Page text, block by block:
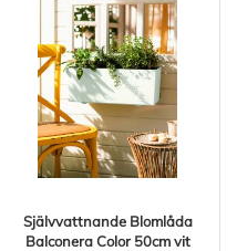
Självvattnande Blomlåda
Balconera Color 50cm vit